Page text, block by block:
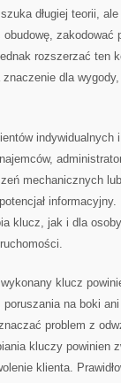
długiej teorii,
zakodować
rozszerzać ten
dla
indywidualnych
mechanicznych
klucz, jak i dla
klucz
na boki
problem z
kluczy powinien
klienta.